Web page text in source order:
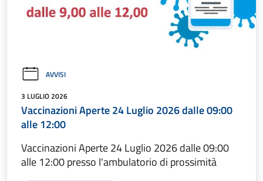
AVVISI
3 LUGLIO 2026
Vaccinazioni Aperte 24 Luglio 2026 dalle 09:00
alle 12:00
Vaccinazioni Aperte 24 Luglio 2026 dalle 09:00
alle 12:00 presso l'ambulatorio di prossimità